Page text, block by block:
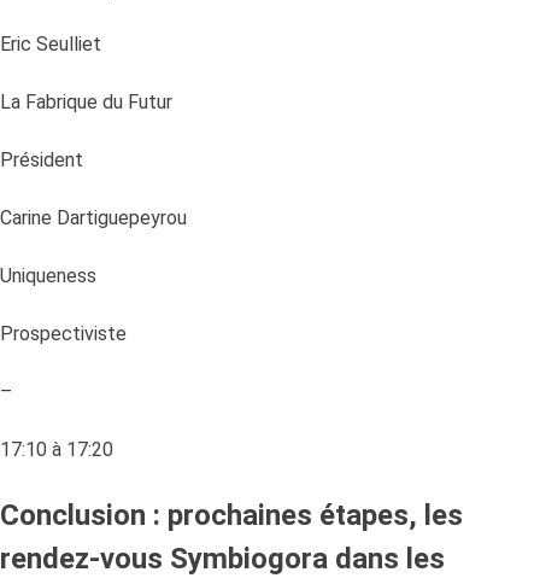
Eric Seulliet
La Fabrique du Futur
Président
Carine Dartiguepeyrou
Uniqueness
Prospectiviste
–
17:10 à 17:20
Conclusion : prochaines étapes, les
rendez-vous Symbiogora dans les